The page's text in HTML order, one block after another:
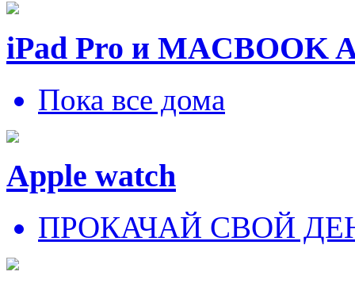
iPad Pro и MACBOOK
Пока все дома
Apple watch
ПРОКАЧАЙ СВОЙ